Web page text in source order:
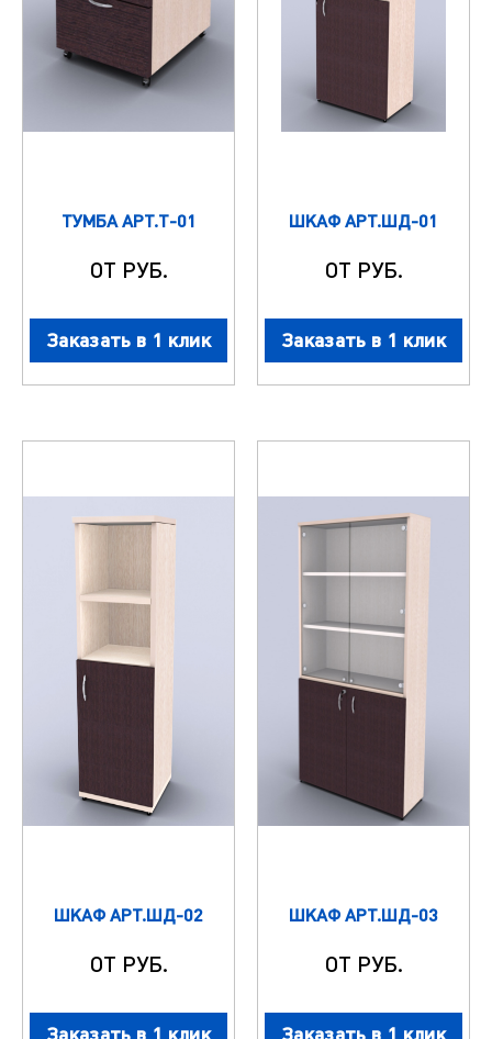
ТУМБА АРТ.Т-01
ОТ РУБ.
Заказать в 1 клик
ШКАФ АРТ.ШД-01
ОТ РУБ.
Заказать в 1 клик
ШКАФ АРТ.ШД-02
ОТ РУБ.
Заказать в 1 клик
ШКАФ АРТ.ШД-03
ОТ РУБ.
Заказать в 1 клик